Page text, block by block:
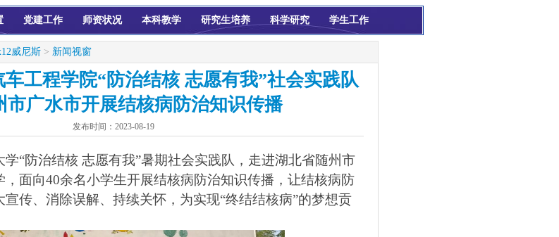
党建工作 师资状况 本科教学 研究生培养 科学研究 学生工作
威尼斯 > 新闻视窗
车工程学院“防治结核 志愿有我”社会实践队
市广水市开展结核病防治知识传播
发布时间： 2023-08-19
“防治结核 志愿有我”暑期社会实践队，走进湖北省随州市
，面向40余名小学生开展结核病防治知识传播，让结核病防
传、消除误解、持续关怀，为实现“终结结核病”的梦想贡